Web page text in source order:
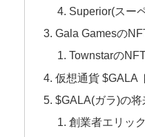
Superior(スー
Gala Gamesの
Townstarの
仮想通貨 $GALA
$GALA(ガラ)の将
創業者エリッ